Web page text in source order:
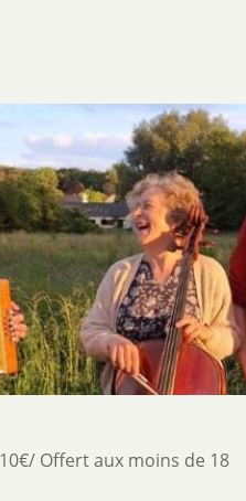
Offert aux moins de 18